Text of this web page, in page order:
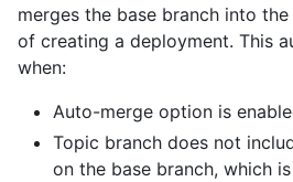
merges the base branch into
of creating a deployment. This
when:
Auto-merge option is
Topic branch does not
on the base branch, which is